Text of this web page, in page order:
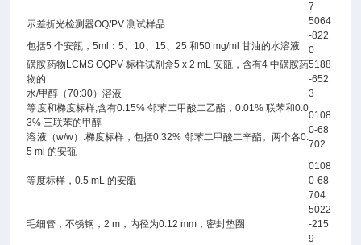
7
示差折光检测器OQ/PV 测试样品
5064
-822
0
包括5 个安瓿，5ml：5、10、15、25 和50 mg/ml 甘油的水溶液
磺胺药物LCMS OQPV 标样试剂盒5 x 2 mL 安瓿，含有4 中磺胺药
物的
5188
-652
3
水/甲醇（70:30）溶液
等度和梯度标样,含有0.15% 邻苯二甲酸二乙酯，0.01% 联苯和0.0
3% 三联苯的甲醇
0108
0-68
702
溶液（w/w）.梯度标样，包括0.32% 邻苯二甲酸二辛酯。两个各0.
5 ml 的安瓿
等度标样，0.5 mL 的安瓿
0108
0-68
704
毛细管，不锈钢，2 m，内径为0.12 mm，密封垫圈
5022
-215
9